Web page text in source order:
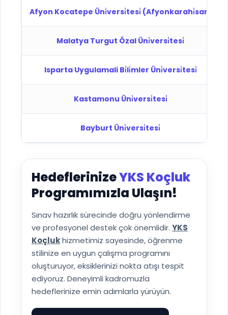
Afyon Kocatepe Üni̇versi̇tesi̇ (Afyonkarahi̇sar)
Malatya Turgut Özal Üni̇versi̇tesi̇
Isparta Uygulamali Bi̇li̇mler Üni̇versi̇tesi̇
Kastamonu Üni̇versi̇tesi̇
Bayburt Üni̇versi̇tesi̇
HedeflerinizeYKS Koçluk
Programımızla Ulaşın!
Sınav hazırlık sürecinde doğru yönlendirme
ve profesyonel destek çok önemlidir. YKS
Koçlukhizmetimiz sayesinde, öğrenme
stilinize en uygun çalışma programını
oluşturuyor, eksiklerinizi nokta atışı tespit
ediyoruz. Deneyimli kadromuzla
hedeflerinize emin adımlarla yürüyün.